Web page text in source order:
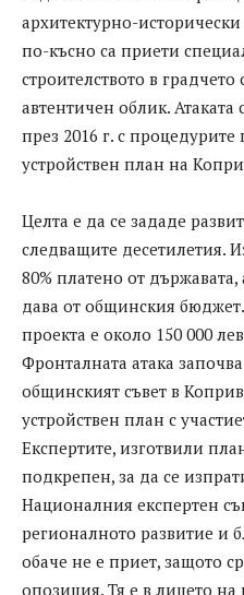
архитектурно-
по-късно са приети
строителството в
автентичен облик. Атаката
през 2016 г. с
устройствен план на
Целта е да се зададе
следващите десетилетия.
80% платено от държавата,
дава от общинския
проекта е около 150 000
Фронталната атака
общинският съвет в
устройствен план с
Експертите, изготвили
подкрепен, за да се
Националния експертен
регионалното развитие и
обаче не е приет, защото
опозиция. Тя е в лицето на